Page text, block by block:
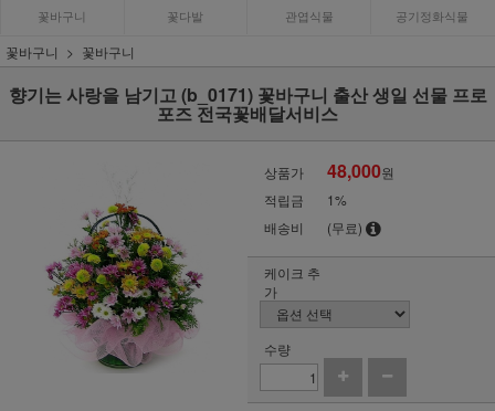
꽃바구니 꽃다발 관엽식물 공기정화식물
꽃바구니 꽃바구니
향기는 사랑을 남기고 (b_0171) 꽃바구니 출산 생일 선물 프로
포즈 전국꽃배달서비스
상품가 48,000원
적립금
1%
배송비
(무료)
케이크 추
가
수량